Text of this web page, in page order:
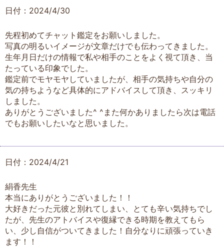
日付：2024/4/30
先程初めてチャット鑑定をお願いしました。
写真の明るいイメージが文章だけでも伝わってきました。
生年月日だけの情報で私や相手のことをよく視て頂き、当
たっている印象でした。
鑑定前でモヤモヤしていましたが、相手の気持ちや自分の
気の持ちようなど具体的にアドバイスして頂き、スッキリ
しました。
ありがとうございました^ ^また何かありましたら次は電話
でもお願いしたいなと思いました。
日付：2024/4/21
絹香先生
本当にありがとうございました！！
大好きだった元彼と別れてしまい、とても辛い気持ちでし
たが、先生のアトバイスや復縁できる時期を教えてもら
い、少し自信がついてきました！自分なりに頑張っていき
ます！！